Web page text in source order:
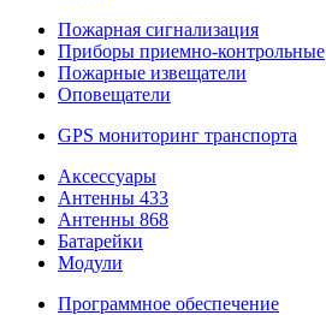
Пожарная сигнализация
Приборы приемно-контрольные
Пожарные извещатели
Оповещатели
GPS мониторинг транспорта
Аксессуары
Антенны 433
Антенны 868
Батарейки
Модули
Программное обеспечение